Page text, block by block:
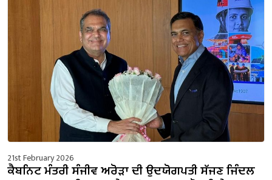
21st February 2026
ਕੈਬਨਿਟ ਮੰਤਰੀ ਸੰਜੀਵ ਅਰੋੜਾ ਦੀ ਉਦਯੋਗਪਤੀ ਸੱਜਣ ਜਿੰਦਲ